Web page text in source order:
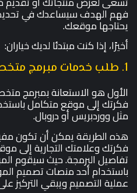
فهم الهدف سيساعدك في تحديد
يحتاجها موقعك.
أخيرًا، إذا كنت مبتدئا لديك خياران:
1. طلب خدمات مبرمج متخصص
الأول هو الاستعانة بمبرمج
فكرتك إلى موقع متكامل
مثل ووردبريس أو دروبال.
هذه الطريقة يمكن أن تكون
فكرتك وعلامتك التجارية إلى
تفاصيل البرمجة. حيث سيقوم
باستخدام أحد منصات تصميم
عملية التصميم ويبقي التركيز